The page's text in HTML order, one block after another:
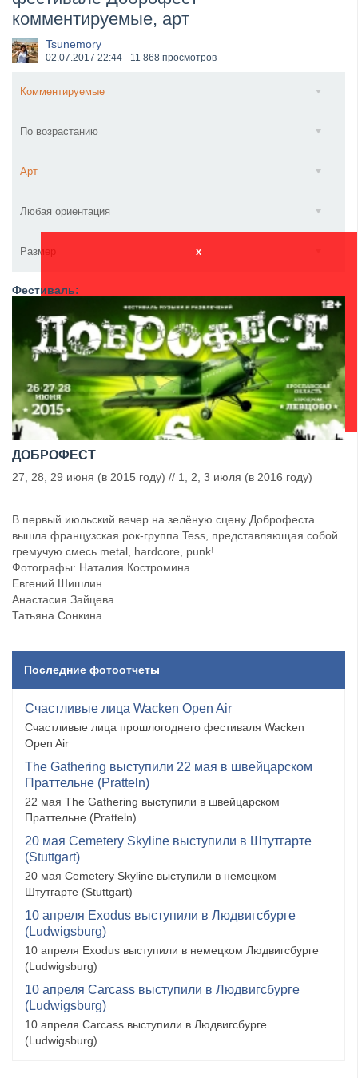
​Wacken Open Air 2027 объявил новую волну участ...
комментируемые, арт
Tsunemory
02.07.2017 22:44 11 868 просмотров
Комментируемые
По возрастанию
Арт
Любая ориентация
Размер x
Фестиваль:
ДОБРОФЕСТ
27, 28, 29 июня (в 2015 году) // 1, 2, 3 июля (в 2016 году)
В первый июльский вечер на зелёную сцену Доброфеста
вышла французская рок-группа Tess, представляющая собой
гремучую смесь metal, hardcore, punk!
Фотографы: Наталия Костромина
Евгений Шишлин
Анастасия Зайцева
Татьяна Сонкина
Последние фотоотчеты
Счастливые лица Wacken Open Air
Счастливые лица прошлогоднего фестиваля Wacken
Open Air
The Gathering выступили 22 мая в швейцарском
Праттельне (Pratteln)
22 мая The Gathering выступили в швейцарском
Праттельне (Pratteln)
20 мая Cemetery Skyline выступили в Штутгарте
(Stuttgart)
20 мая Cemetery Skyline выступили в немецком
Штутгарте (Stuttgart)
10 апреля Exodus выступили в Людвигсбурге
(Ludwigsburg)
10 апреля Exodus выступили в немецком Людвигсбурге
(Ludwigsburg)
10 апреля Carcass выступили в Людвигсбурге
(Ludwigsburg)
10 апреля Carcass выступили в Людвигсбурге
(Ludwigsburg)